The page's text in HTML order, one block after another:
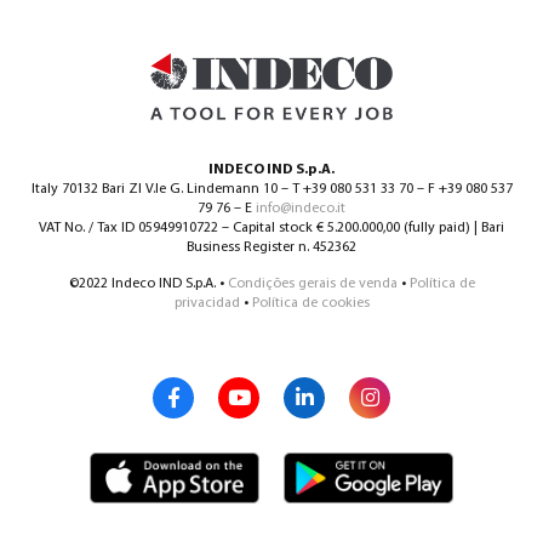
INDECO IND S.p.A.
Italy 70132 Bari ZI V.le G. Lindemann 10 – T +39 080 531 33 70 – F +39 080 537
79 76 – E info@indeco.it
VAT No. / Tax ID 05949910722 – Capital stock € 5.200.000,00 (fully paid) | Bari
Business Register n. 452362
©2022 Indeco IND S.p.A. • Condições gerais de venda • Política de
privacidad • Política de cookies